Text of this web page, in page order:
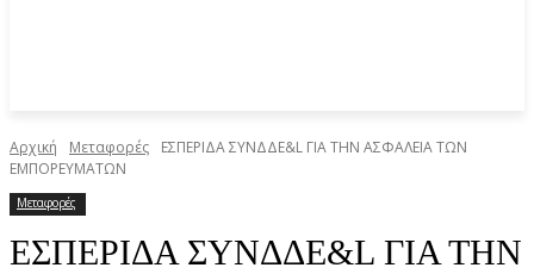
Αρχική Μεταφορές
ΕΣΠΕΡΙΔΑ ΣΥΝΔΔΕ&L ΓΙΑ ΤΗΝ ΑΣΦΑΛΕΙΑ ΤΩΝ
ΕΜΠΟΡΕΥΜΑΤΩΝ
Μεταφορές
ΕΣΠΕΡΙΔΑ ΣΥΝΔΔΕ&L ΓΙΑ ΤΗΝ